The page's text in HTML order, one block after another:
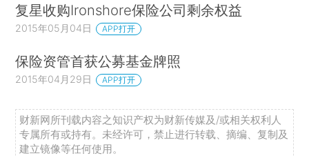
复星收购Ironshore保险公司剩余权益
2015年05月04日 APP打开
保险资管首获公募基金牌照
2015年04月29日 APP打开
财新网所刊载内容之知识产权为财新传媒及/或相关权利人
专属所有或持有。未经许可，禁止进行转载、摘编、复制及
建立镜像等任何使用。